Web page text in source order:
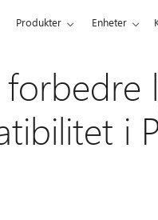
Produkter Enheter
i